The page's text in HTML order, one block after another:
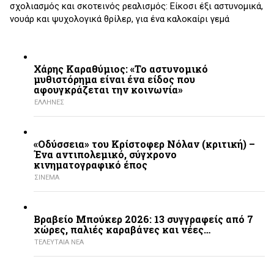
σχολιασμός και σκοτεινός ρεαλισμός: Είκοσι έξι αστυνομικά,
νουάρ και ψυχολογικά θρίλερ, για ένα καλοκαίρι γεμά
Χάρης Καραθύμιος: «Το αστυνομικό
μυθιστόρημα είναι ένα είδος που
αφουγκράζεται την κοινωνία»
ΕΛΛΗΝΕΣ
«Οδύσσεια» του Κρίστοφερ Νόλαν (κριτική) –
Ένα αντιπολεμικό, σύγχρονο
κινηματογραφικό έπος
ΣΙΝΕΜΑ
Βραβείο Μπούκερ 2026: 13 συγγραφείς από 7
χώρες, παλιές καραβάνες και νέες…
ΤΕΛΕΥΤΑΙΑ ΝΕΑ